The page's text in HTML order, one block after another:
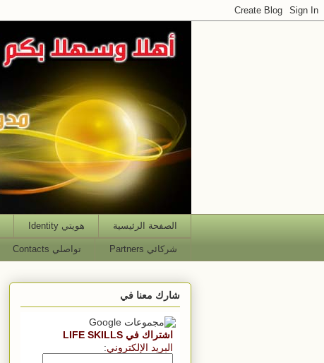
الصفحة الرئيسية هويتي Identity
شركائي Partners تواصلي Contacts
شارك معنا في
اشتراك في LIFE SKILLS
البريد الإلكتروني: